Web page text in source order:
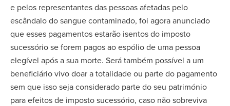
e pelos representantes das pessoas afetadas pelo
escândalo do sangue contaminado, foi agora anunciado
que esses pagamentos estarão isentos do imposto
sucessório se forem pagos ao espólio de uma pessoa
elegível após a sua morte. Será também possível a um
beneficiário vivo doar a totalidade ou parte do pagamento
sem que isso seja considerado parte do seu património
para efeitos de imposto sucessório, caso não sobreviva